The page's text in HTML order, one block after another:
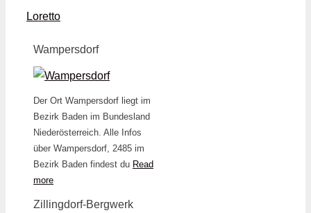
Loretto
Wampersdorf
Der Ort Wampersdorf liegt im
Bezirk Baden im Bundesland
Niederösterreich. Alle Infos
über Wampersdorf, 2485 im
Bezirk Baden findest du Read
more
Zillingdorf-Bergwerk